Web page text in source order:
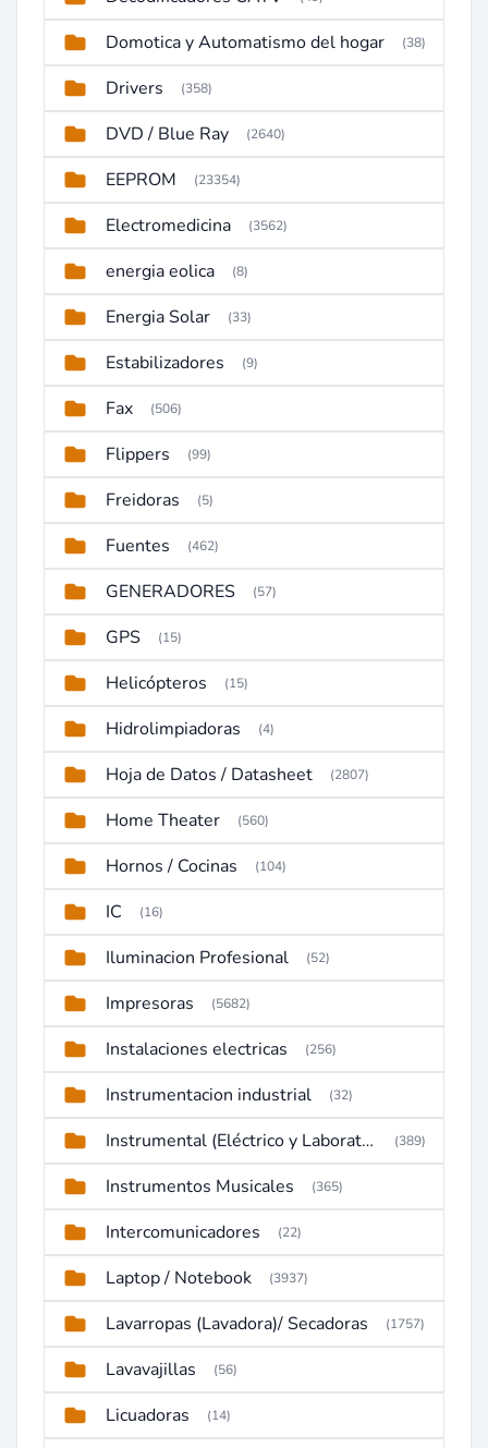
Domotica y Automatismo del hogar (38)
Drivers (358)
DVD / Blue Ray (2640)
EEPROM (23354)
Electromedicina (3562)
energia eolica (8)
Energia Solar (33)
Estabilizadores (9)
Fax (506)
Flippers (99)
Freidoras (5)
Fuentes (462)
GENERADORES (57)
GPS (15)
Helicópteros (15)
Hidrolimpiadoras (4)
Hoja de Datos / Datasheet (2807)
Home Theater (560)
Hornos / Cocinas (104)
IC (16)
Iluminacion Profesional (52)
Impresoras (5682)
Instalaciones electricas (256)
Instrumentacion industrial (32)
Instrumental (Eléctrico y Laboratorio) (389)
Instrumentos Musicales (365)
Intercomunicadores (22)
Laptop / Notebook (3937)
Lavarropas (Lavadora)/ Secadoras (1757)
Lavavajillas (56)
Licuadoras (14)